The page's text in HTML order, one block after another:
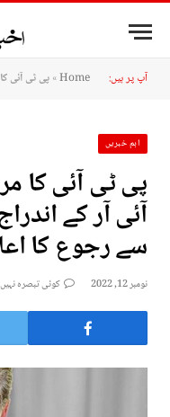
آپ پر ہیں: Home
»پی ٹی آئی کا
اہم خبریں
پی ٹی آئی کا
آئی آر کے
سے رجوع کا
نومبر 12, 2022 کوئی تبصرہ